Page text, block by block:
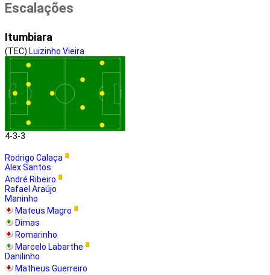
Escalações
Itumbiara
(TEC) Luizinho Vieira
4-3-3
Rodrigo Calaça
Alex Santos
André Ribeiro
Rafael Araújo
Maninho
Mateus Magro
Dimas
Romarinho
Marcelo Labarthe
Danilinho
Matheus Guerreiro